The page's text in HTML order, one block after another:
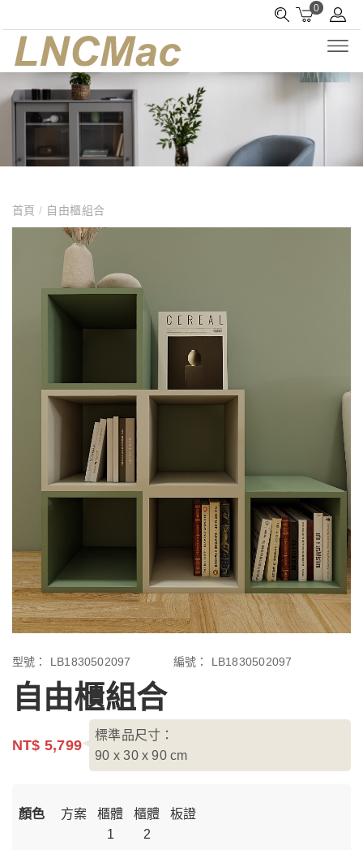
0
首頁/ 自由櫃組合
型號： LB1830502097 編號： LB1830502097
自由櫃組合
NT$ 5,799
標準品尺寸：
90 x 30 x 90cm
顏色 方案
櫃體
1
櫃體
2
板證